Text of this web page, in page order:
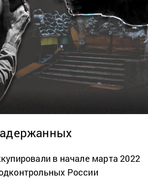
в начале марта 2022
России